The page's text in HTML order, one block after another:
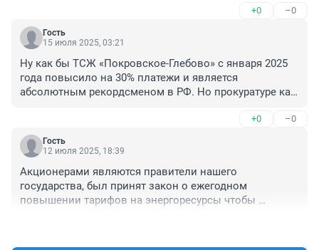
Власть денег. В судах кто больше даст, то и дело
выйграл. Прокурорам некогда заниматься, тоже
подношений ждут. Кругом одно воровство но берут
том сколько наворовал в 10 раз больше своего
дохода или в сто. И да в СССР токого не было
+0 –0
Гость
15 июля 2025, 03:21
Ну как бы ТСЖ «Покровское-Глебово» с января 2025
года повысило на 30% платежи и является
абсолютным рекордсменом в РФ. Но прокуратуре как
+0 –0
Гость
12 июля 2025, 18:39
Акционерами являются правители нашего
государства, был принят закон о ежегодном
повышении тарифов на энергоресурсы чтобы